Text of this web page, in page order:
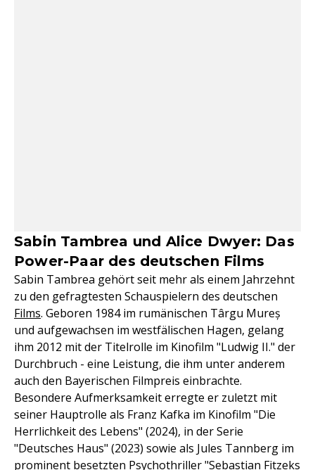
Sabin Tambrea und Alice Dwyer: Das
Power-Paar des deutschen Films
Sabin Tambrea gehört seit mehr als einem Jahrzehnt
zu den gefragtesten Schauspielern des deutschen
Films. Geboren 1984 im rumänischen Târgu Mureș
und aufgewachsen im westfälischen Hagen, gelang
ihm 2012 mit der Titelrolle im Kinofilm "Ludwig II." der
Durchbruch - eine Leistung, die ihm unter anderem
auch den Bayerischen Filmpreis einbrachte.
Besondere Aufmerksamkeit erregte er zuletzt mit
seiner Hauptrolle als Franz Kafka im Kinofilm "Die
Herrlichkeit des Lebens" (2024), in der Serie
"Deutsches Haus" (2023) sowie als Jules Tannberg im
prominent besetzten Psychothriller "Sebastian Fitzeks